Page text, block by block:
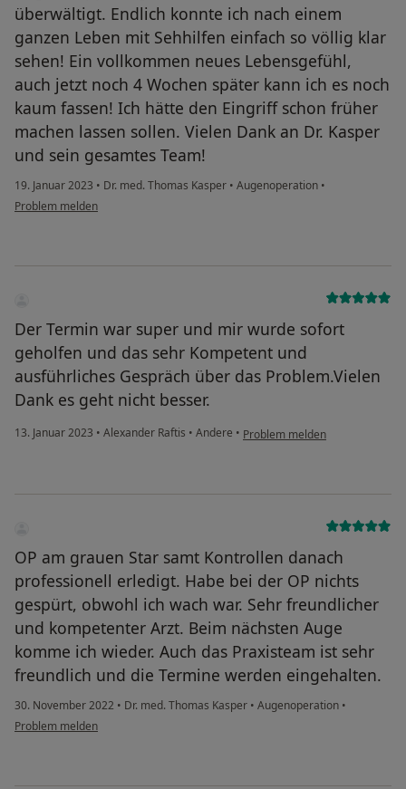
überwältigt. Endlich konnte ich nach einem
ganzen Leben mit Sehhilfen einfach so völlig klar
sehen! Ein vollkommen neues Lebensgefühl,
auch jetzt noch 4 Wochen später kann ich es noch
kaum fassen! Ich hätte den Eingriff schon früher
machen lassen sollen. Vielen Dank an Dr. Kasper
und sein gesamtes Team!
19. Januar 2023 • Dr. med. Thomas Kasper • Augenoperation •
Problem melden
Der Termin war super und mir wurde sofort
geholfen und das sehr Kompetent und
ausführliches Gespräch über das Problem.Vielen
Dank es geht nicht besser.
13. Januar 2023 • Alexander Raftis • Andere • Problem melden
OP am grauen Star samt Kontrollen danach
professionell erledigt. Habe bei der OP nichts
gespürt, obwohl ich wach war. Sehr freundlicher
und kompetenter Arzt. Beim nächsten Auge
komme ich wieder. Auch das Praxisteam ist sehr
freundlich und die Termine werden eingehalten.
30. November 2022 • Dr. med. Thomas Kasper • Augenoperation •
Problem melden